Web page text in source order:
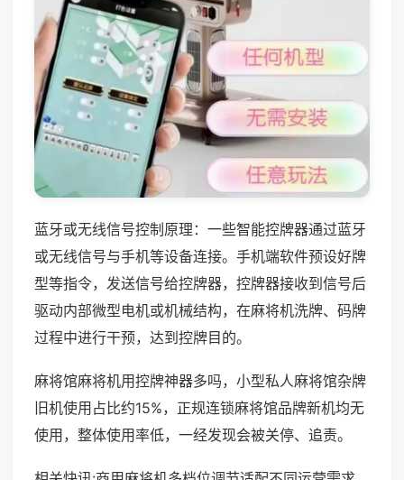
蓝牙或无线信号控制原理：一些智能控牌器通过蓝牙
或无线信号与手机等设备连接。手机端软件预设好牌
型等指令，发送信号给控牌器，控牌器接收到信号后
驱动内部微型电机或机械结构，在麻将机洗牌、码牌
过程中进行干预，达到控牌目的。
麻将馆麻将机用控牌神器多吗，小型私人麻将馆杂牌
旧机使用占比约15%，正规连锁麻将馆品牌新机均无
使用，整体使用率低，一经发现会被关停、追责。